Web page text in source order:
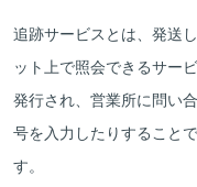
追跡サービスとは、発送
ット上で照会できるサー
発行され、営業所に問い
号を入力したりすること
す。